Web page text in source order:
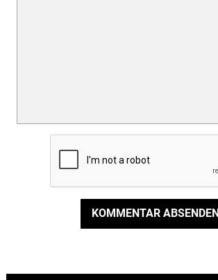
KOMMENTAR ABSENDEN